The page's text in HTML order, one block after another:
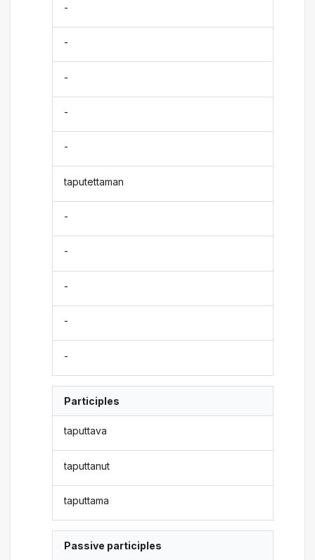
-
-
-
-
-
taputettaman
-
-
-
-
-
Participles
taputtava
taputtanut
taputtama
Passive participles